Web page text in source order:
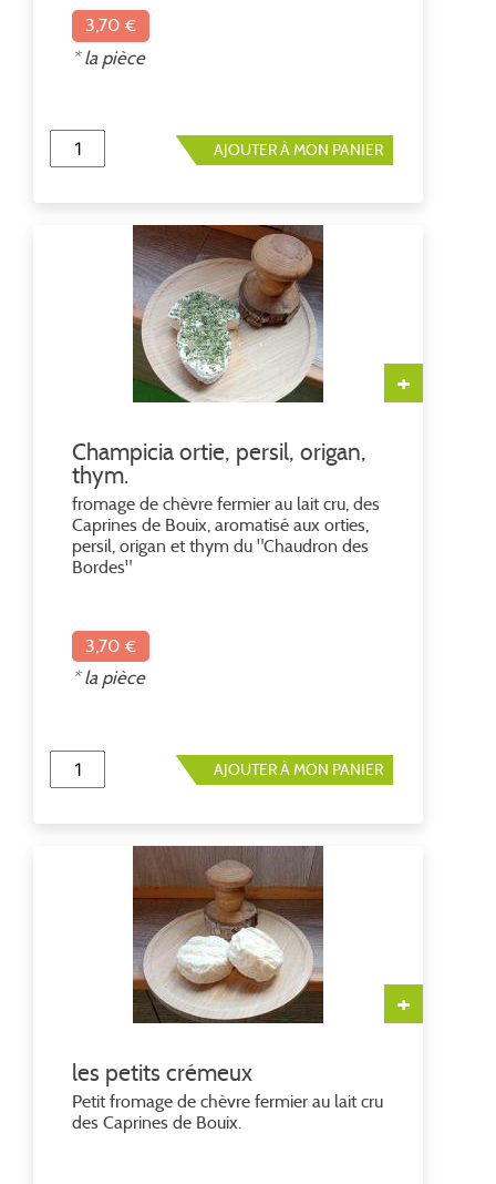
3,70 €
* la pièce
AJOUTER À MON PANIER
+
Champicia ortie, persil, origan,
thym.
fromage de chèvre fermier au lait cru, des
Caprines de Bouix, aromatisé aux orties,
persil, origan et thym du "Chaudron des
Bordes"
3,70 €
* la pièce
AJOUTER À MON PANIER
+
les petits crémeux
Petit fromage de chèvre fermier au lait cru
des Caprines de Bouix.